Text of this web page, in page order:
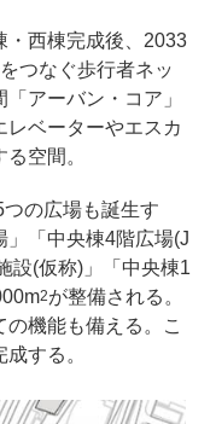
・西棟完成後、2033
つなぐ歩行者ネッ
アーバン・コア」
レベーターやエスカ
空間。
の広場も誕生す
」「中央棟4階広場(J
設(仮称)」「中央棟1
2が整備される。
機能も備える。こ
する。